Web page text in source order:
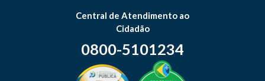
Central de Atendimento ao
Cidadão
0800-5101234